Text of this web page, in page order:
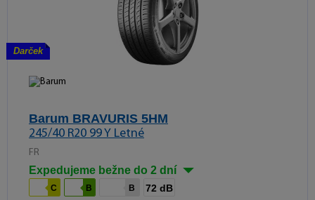
Darček
Barum BRAVURIS 5HM
245/40 R20 99 Y Letné
FR
Expedujeme bežne do 2 dní
C B B 72 dB